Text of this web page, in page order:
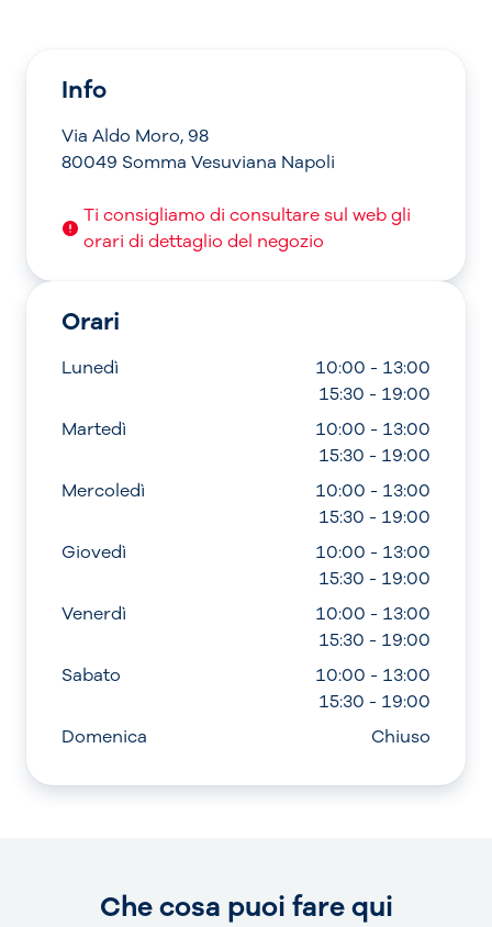
Info
Via Aldo Moro, 98
80049 Somma Vesuviana Napoli
Ti consigliamo di consultare sul web gli
orari di dettaglio del negozio
Orari
Lunedì
10:00 - 13:00
15:30 - 19:00
Martedì
10:00 - 13:00
15:30 - 19:00
Mercoledì
10:00 - 13:00
15:30 - 19:00
Giovedì
10:00 - 13:00
15:30 - 19:00
Venerdì
10:00 - 13:00
15:30 - 19:00
Sabato
10:00 - 13:00
15:30 - 19:00
Domenica
Chiuso
Che cosa puoi fare qui